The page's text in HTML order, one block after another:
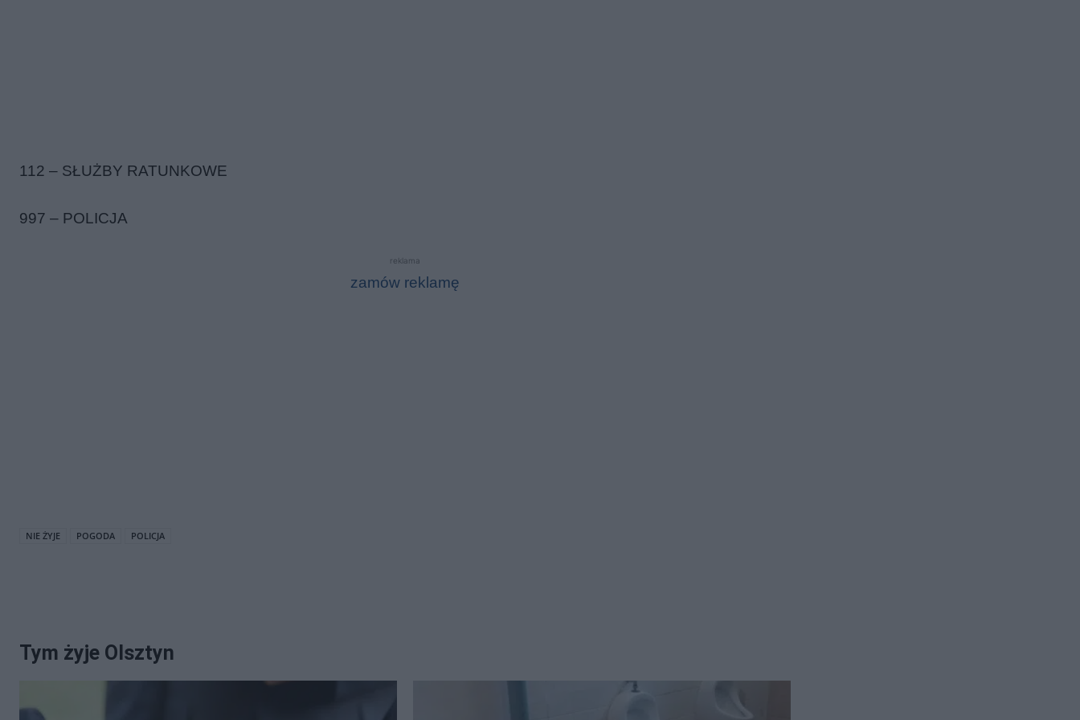
112 – SŁUŻBY RATUNKOWE
997 – POLICJA
reklama
zamów reklamę
NIE ŻYJE POGODA POLICJA
Tym żyje Olsztyn